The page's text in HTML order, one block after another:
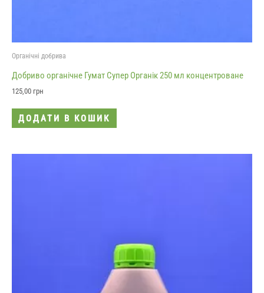
Органічні добрива
Добриво органічне Гумат Супер Органік 250 мл концентроване
125,00 грн
ДОДАТИ В КОШИК